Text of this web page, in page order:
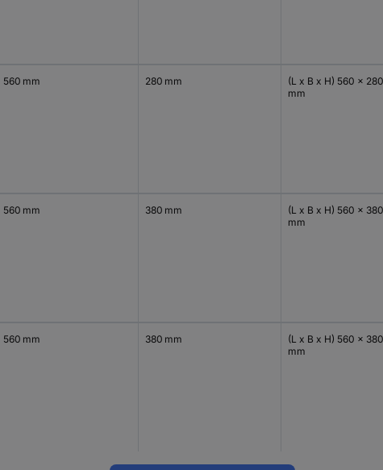
560 mm 280 mm
(L x B x H) 560 x
mm
560 mm 380 mm
(L x B x H) 560 x
mm
560 mm 380 mm
(L x B x H) 560 x
mm